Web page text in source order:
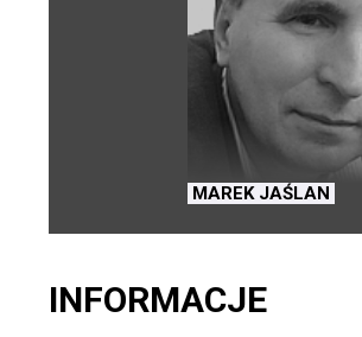
MAREK JAŚLAN
INFORMACJE